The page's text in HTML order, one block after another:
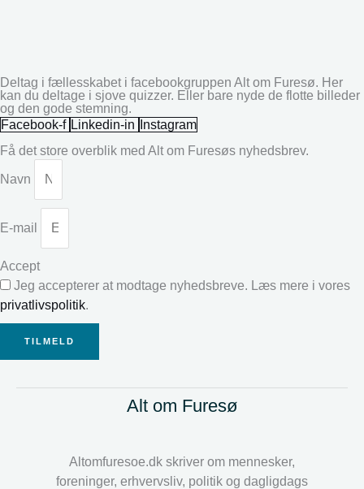
Deltag i fællesskabet i facebookgruppen Alt om Furesø. Her
kan du deltage i sjove quizzer. Eller bare nyde de flotte billeder
og den gode stemning.
Facebook-f Linkedin-in
Instagram
Få det store overblik med Alt om Furesøs nyhedsbrev.
Navn
E-mail
Accept
Jeg accepterer at modtage nyhedsbreve. Læs mere i vores
privatlivspolitik.
TILMELD
Alt om Furesø
Altomfuresoe.dk skriver om mennesker,
foreninger, erhvervsliv, politik og dagligdags